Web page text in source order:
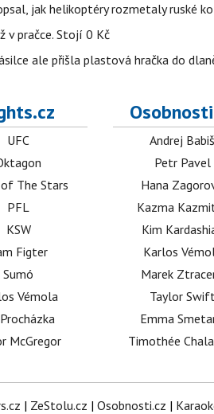
jak helikoptéry rozmetaly ruské
v pračce. Stojí 0 Kč
ale přišla plastová hračka do
UFC
The Stars
PFL
KSW
Figter
Sumó
Vémola
McGregor
Andrej Babiš
Petr Pavel
Hana
Kazma
Kim
Karlos
Marek
Taylor
Emma
Timothée
| ZeStolu.cz | Osobnosti.cz |